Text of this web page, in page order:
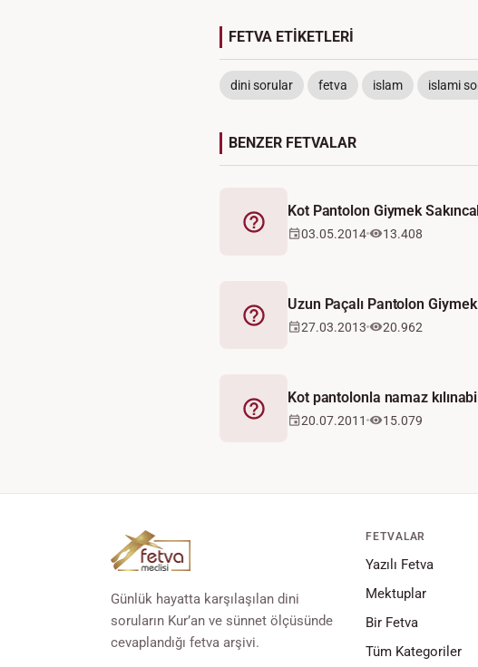
FETVA ETİKETLERİ
dini sorular fetva islam islami
BENZER FETVALAR
Fetva
Kot Pantolon Giymek
03.05.2014 13.408
Fetva
Uzun Paçalı Pantolon Giymek
27.03.2013 20.962
Fetva
Kot pantolonla namaz
20.07.2011 15.079
Günlük hayatta karşılaşılan dini
soruların Kur’an ve sünnet ölçüsünde
cevaplandığı fetva arşivi.
FETVALAR
Yazılı Fetva
Mektuplar
Bir Fetva
Tüm Kategoriler